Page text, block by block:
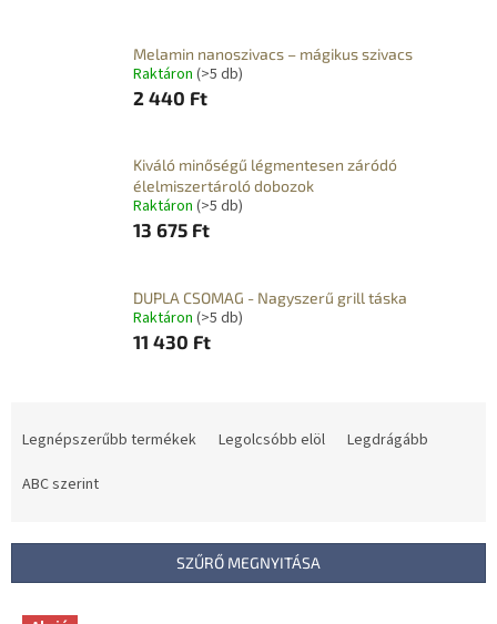
Melamin nanoszivacs – mágikus szivacs
Raktáron (>5 db)
2 440 Ft
Kiváló minőségű légmentesen záródó
élelmiszertároló dobozok
Raktáron (>5 db)
13 675 Ft
DUPLA CSOMAG - Nagyszerű grill táska
Raktáron (>5 db)
11 430 Ft
m
k
Legnépszerűbb termékek Legolcsóbb elöl
Legdrágább
ABC szerint
SZŰRŐ MEGNYITÁSA
T